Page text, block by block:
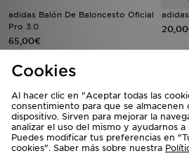
adidas Balón De Baloncesto Oficial
Pro 3.0
65,00€
Cookies
Al hacer clic en "Aceptar todas las
consentimiento para que se almacenen
dispositivo. Sirven para mejorar la
analizar el uso del mismo y ayudarnos
Puedes modificar tus preferencias en
cookies". Saber más sobre nuestra